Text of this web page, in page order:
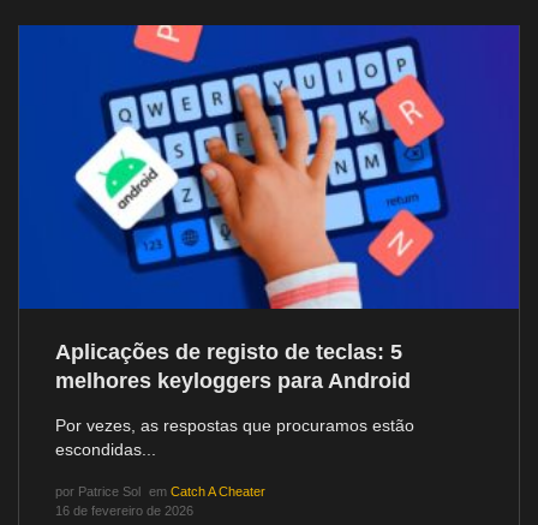
Aplicações de registo de teclas: 5
melhores keyloggers para Android
Por vezes, as respostas que procuramos estão
escondidas...
por Patrice Sol em Catch A Cheater
16 de fevereiro de 2026